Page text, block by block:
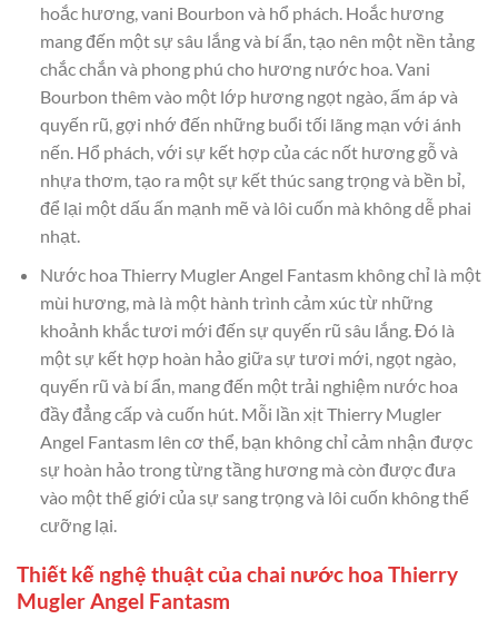
hoắc hương, vani Bourbon và hổ phách. Hoắc hương
mang đến một sự sâu lắng và bí ẩn, tạo nên một nền tảng
chắc chắn và phong phú cho hương nước hoa. Vani
Bourbon thêm vào một lớp hương ngọt ngào, ấm áp và
quyến rũ, gợi nhớ đến những buổi tối lãng mạn với ánh
nến. Hổ phách, với sự kết hợp của các nốt hương gỗ và
nhựa thơm, tạo ra một sự kết thúc sang trọng và bền bỉ,
để lại một dấu ấn mạnh mẽ và lôi cuốn mà không dễ phai
nhạt.
Nước hoa Thierry Mugler Angel Fantasm không chỉ là một
mùi hương, mà là một hành trình cảm xúc từ những
khoảnh khắc tươi mới đến sự quyến rũ sâu lắng. Đó là
một sự kết hợp hoàn hảo giữa sự tươi mới, ngọt ngào,
quyến rũ và bí ẩn, mang đến một trải nghiệm nước hoa
đầy đẳng cấp và cuốn hút. Mỗi lần xịt Thierry Mugler
Angel Fantasm lên cơ thể, bạn không chỉ cảm nhận được
sự hoàn hảo trong từng tầng hương mà còn được đưa
vào một thế giới của sự sang trọng và lôi cuốn không thể
cưỡng lại.
Thiết kế nghệ thuật của chai nước hoa Thierry
Mugler Angel Fantasm